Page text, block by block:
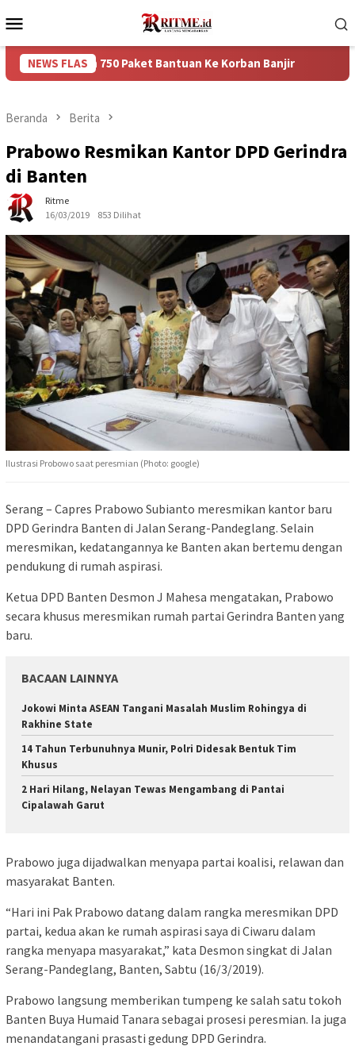
ke
Mobile
NEWS FLAS
750 Paket Bantuan Ke Korban Banjir Puncak Arus
Beranda Berita
Prabowo Resmikan Kantor DPD Gerindra
di Banten
Ritme
16/03/2019
853 Dilihat
Ilustrasi Probowo saat peresmian (Photo: google)
Serang – Capres Prabowo Subianto meresmikan kantor baru
DPD Gerindra Banten di Jalan Serang-Pandeglang. Selain
meresmikan, kedatangannya ke Banten akan bertemu dengan
pendukung di rumah aspirasi.
Ketua DPD Banten Desmon J Mahesa mengatakan, Prabowo
secara khusus meresmikan rumah partai Gerindra Banten yang
baru.
BACAAN LAINNYA
Jokowi Minta ASEAN Tangani Masalah Muslim Rohingya di
Rakhine State
14 Tahun Terbunuhnya Munir, Polri Didesak Bentuk Tim
Khusus
2 Hari Hilang, Nelayan Tewas Mengambang di Pantai
Cipalawah Garut
Prabowo juga dijadwalkan menyapa partai koalisi, relawan dan
masyarakat Banten.
“Hari ini Pak Prabowo datang dalam rangka meresmikan DPD
partai, kedua akan ke rumah aspirasi saya di Ciwaru dalam
rangka menyapa masyarakat,” kata Desmon singkat di Jalan
Serang-Pandeglang, Banten, Sabtu (16/3/2019).
Prabowo langsung memberikan tumpeng ke salah satu tokoh
Banten Buya Humaid Tanara sebagai prosesi peresmian. Ia juga
menandatangani prasasti gedung DPD Gerindra.